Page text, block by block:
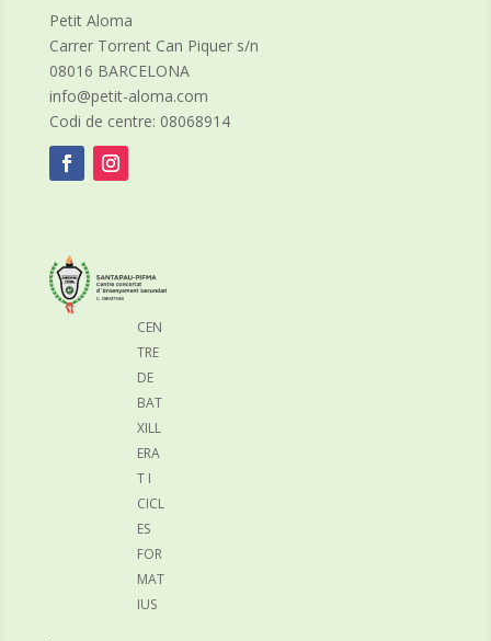
Petit Aloma
Carrer Torrent Can Piquer s/n
08016 BARCELONA
info@petit-aloma.com
Codi de centre: 08068914
CEN
TRE
DE
BAT
XILL
ERA
T I
CICL
ES
FOR
MAT
IUS